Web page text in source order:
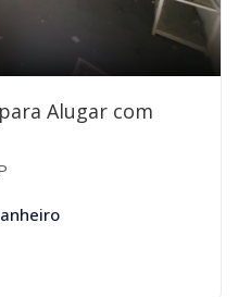
Alugar com